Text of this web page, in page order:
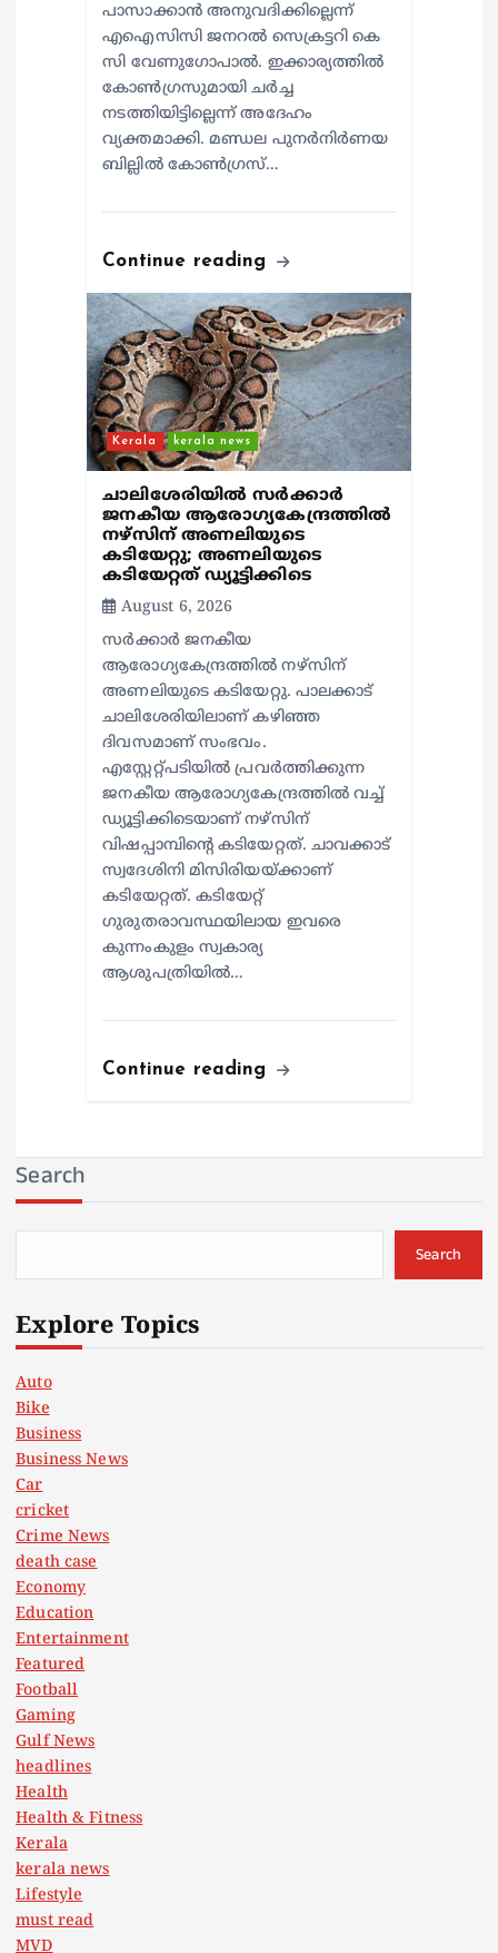
പാസാക്കാൻ അനുവദിക്കില്ലെന്ന്
എഐസിസി ജനറൽ സെക്രട്ടറി കെ
സി വേണുഗോപാൽ. ഇക്കാര്യത്തിൽ
കോൺഗ്രസുമായി ചർച്ച
നടത്തിയിട്ടില്ലെന്ന് അദേഹം
വ്യക്തമാക്കി. മണ്ഡല പുനർനിർണയ
ബില്ലിൽ കോൺഗ്രസ്…
Continue reading
Kerala kerala news
ചാലിശേരിയില്‍ സര്‍ക്കാര്‍
ജനകീയ ആരോഗ്യകേന്ദ്രത്തില്‍
നഴ്സിന് അണലിയുടെ
കടിയേറ്റു; അണലിയുടെ
കടിയേറ്റത് ഡ്യൂട്ടിക്കിടെ
August 6, 2026
സര്‍ക്കാര്‍ ജനകീയ
ആരോഗ്യകേന്ദ്രത്തില്‍ നഴ്സിന്
അണലിയുടെ കടിയേറ്റു. പാലക്കാട്
ചാലിശേരിയിലാണ് കഴിഞ്ഞ
ദിവസമാണ് സംഭവം.
എസ്റ്റേറ്റ്പടിയില്‍ പ്രവര്‍ത്തിക്കുന്ന
ജനകീയ ആരോഗ്യകേന്ദ്രത്തില്‍ വച്ച്
ഡ്യൂട്ടിക്കിടെയാണ് നഴ്സിന്
വിഷപ്പാമ്പിന്റെ കടിയേറ്റത്. ചാവക്കാട്
സ്വദേശിനി മിസിരിയയ്ക്കാണ്
കടിയേറ്റത്. കടിയേറ്റ്
ഗുരുതരാവസ്ഥയിലായ ഇവരെ
കുന്നംകുളം സ്വകാര്യ
ആശുപത്രിയില്‍…
Continue reading
Search
Search
Explore Topics
Auto
Bike
Business
Business News
Car
cricket
Crime News
death case
Economy
Education
Entertainment
Featured
Football
Gaming
Gulf News
headlines
Health
Health & Fitness
Kerala
kerala news
Lifestyle
must read
MVD